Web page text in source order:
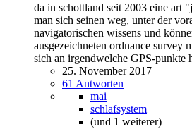
da in schottland seit 2003 eine art
man sich seinen weg, unter der
navigatorischen wissens und
ausgezeichneten ordnance survey
sich an irgendwelche GPS-punkte
25. November 2017
61 Antworten
mai
schlafsystem
(und 1 weiterer)